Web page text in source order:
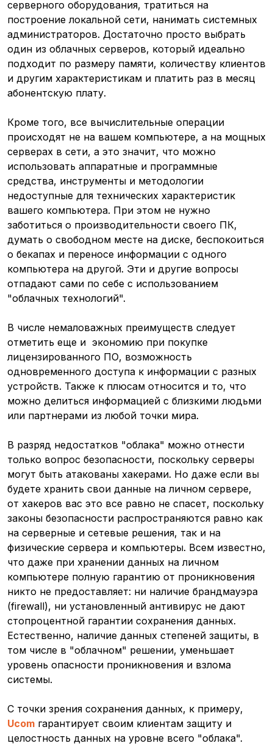
серверного оборудования, тратиться на
построение локальной сети, нанимать системных
администраторов. Достаточно просто выбрать
один из облачных серверов, который идеально
подходит по размеру памяти, количеству клиентов
и другим характеристикам и платить раз в месяц
абонентскую плату.
Кроме того, все вычислительные операции
происходят не на вашем компьютере, а на мощных
серверах в сети, а это значит, что можно
использовать аппаратные и программные
средства, инструменты и методологии
недоступные для технических характеристик
вашего компьютера. При этом не нужно
заботиться о производительности своего ПК,
думать о свободном месте на диске, беспокоиться
о бекапах и переносе информации с одного
компьютера на другой. Эти и другие вопросы
отпадают сами по себе с использованием
"облачных технологий".
В числе немаловажных преимуществ следует
отметить еще и экономию при покупке
лицензированного ПО, возможность
одновременного доступа к информации с разных
устройств. Также к плюсам относится и то, что
можно делиться информацией с близкими людьми
или партнерами из любой точки мира.
В разряд недостатков "облака" можно отнести
только вопрос безопасности, поскольку серверы
могут быть атакованы хакерами. Но даже если вы
будете хранить свои данные на личном сервере,
от хакеров вас это все равно не спасет, поскольку
законы безопасности распространяются равно как
на серверные и сетевые решения, так и на
физические сервера и компьютеры. Всем известно,
что даже при хранении данных на личном
компьютере полную гарантию от проникновения
никто не предоставляет: ни наличие брандмауэра
(firewall), ни установленный антивирус не дают
стопроцентной гарантии сохранения данных.
Естественно, наличие данных степеней защиты, в
том числе в "облачном" решении, уменьшает
уровень опасности проникновения и взлома
системы.
С точки зрения сохранения данных, к примеру,
Ucom гарантирует своим клиентам защиту и
целостность данных на уровне всего "облака".